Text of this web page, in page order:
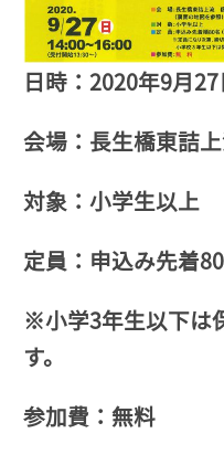
日時：2020年9月
会場：長生橋東詰
対象：小学生以上
定員：申込み先着
※小学3年生以下は
す。
参加費：無料